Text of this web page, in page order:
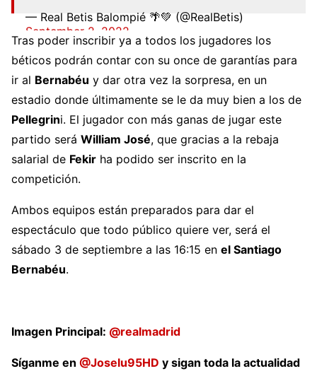
— Real Betis Balompié 🌴💚 (@RealBetis)
September 2, 2022
Tras poder inscribir ya a todos los jugadores los
béticos podrán contar con su once de garantías para
ir al Bernabéu y dar otra vez la sorpresa, en un
estadio donde últimamente se le da muy bien a los de
Pellegrini. El jugador con más ganas de jugar este
partido será William José, que gracias a la rebaja
salarial de Fekir ha podido ser inscrito en la
competición.
Ambos equipos están preparados para dar el
espectáculo que todo público quiere ver, será el
sábado 3 de septiembre a las 16:15 en el Santiago
Bernabéu.
Imagen Principal: @realmadrid
Síganme en @Joselu95HD y sigan toda la actualidad